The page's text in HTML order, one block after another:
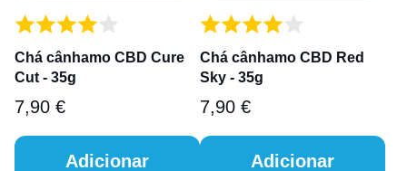
Chá cânhamo CBD Cure
Cut - 35g
7,90 €
Adicionar
Chá cânhamo CBD Red
Sky - 35g
7,90 €
Adicionar